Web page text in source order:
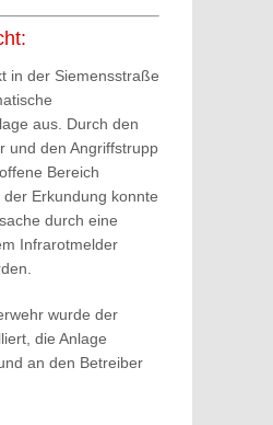
in der Siemensstraße
aus. Durch den
und den Angriffstrupp
Bereich
Erkundung konnte
durch eine
Infrarotmelder
wurde der
die Anlage
an den Betreiber